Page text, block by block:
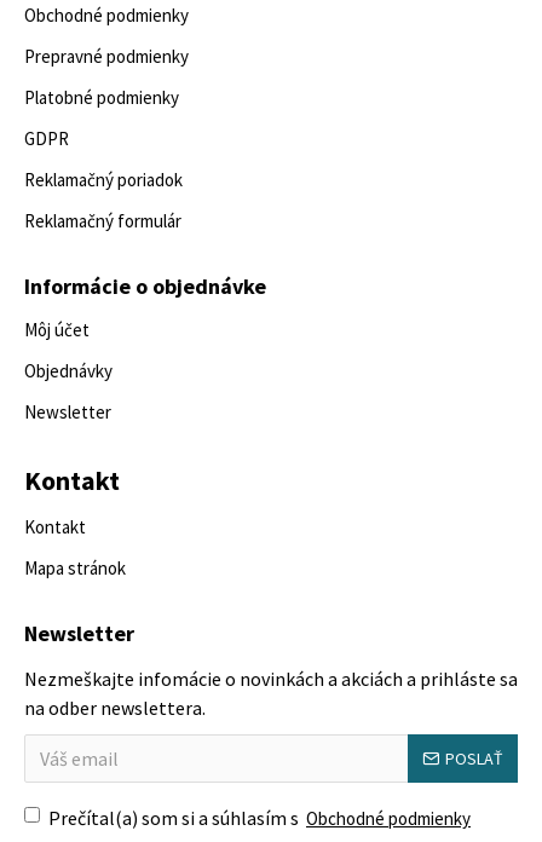
Obchodné podmienky
Prepravné podmienky
Platobné podmienky
GDPR
Reklamačný poriadok
Reklamačný formulár
Informácie o objednávke
Môj účet
Objednávky
Newsletter
Kontakt
Kontakt
Mapa stránok
Newsletter
Nezmeškajte infomácie o novinkách a akciách a prihláste sa
na odber newslettera.
POSLAŤ
Prečítal(a) som si a súhlasím s Obchodné podmienky